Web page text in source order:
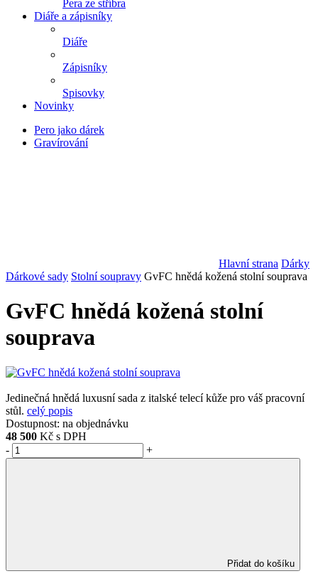
Pera ze stříbra
Diáře a zápisníky
Diáře
Zápisníky
Spisovky
Novinky
Pero jako dárek
Gravírování
Hlavní strana Dárky
Dárkové sady Stolní soupravy GvFC hnědá kožená stolní souprava
GvFC hnědá kožená stolní
souprava
Jedinečná hnědá luxusní sada z italské telecí kůže pro váš pracovní
stůl. celý popis
Dostupnost: na objednávku
48 500 Kč s DPH
-
+
Přidat do košíku